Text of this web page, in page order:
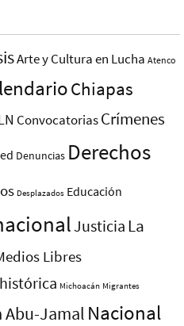
Arte y Cultura en Lucha Atenco
Chiapas
ConvocatoriasCrímenes
Denuncias Derechos
Desplazados Educación
Justicia La
Libres
Michoacán Migrantes
Abu-Jamal Nacional